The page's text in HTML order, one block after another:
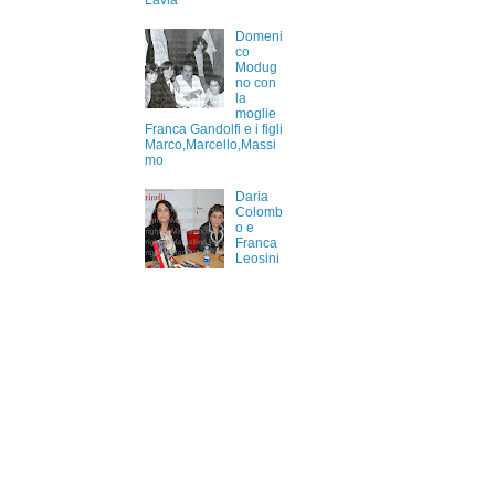
Domeni
co
Modug
no con
la
moglie
Franca Gandolfi e i figli
Marco,Marcello,Massi
mo
Daria
Colomb
o e
Franca
Leosini